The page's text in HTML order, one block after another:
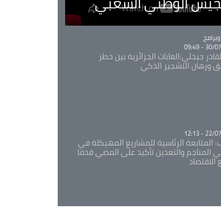
30/07/
جيجلي:الغابات الجزائرية بين خطر
ورهان التشجير الذكي
22/07/
المتابعة الرئاسية للمشاريع المهيكلة في
المناجم والتعدين تأكيد على المضي قدما
الاقتصاد